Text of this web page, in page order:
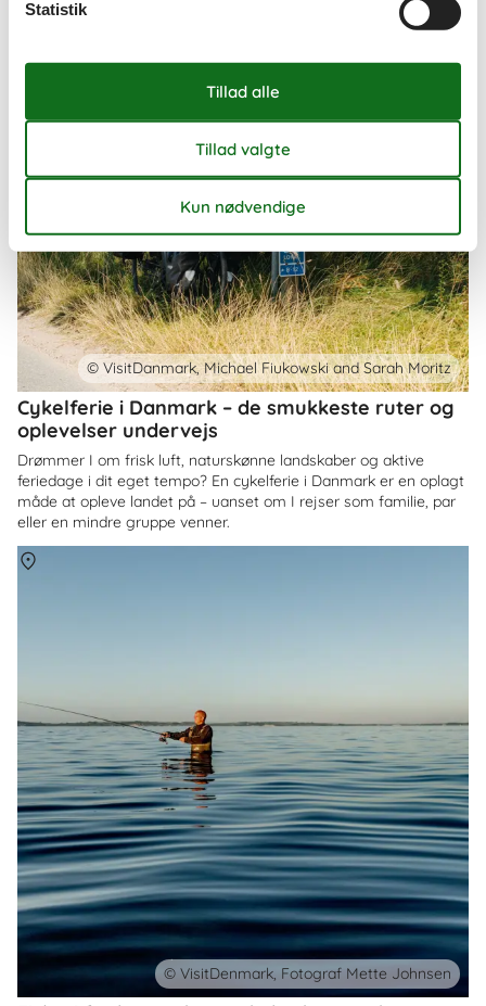
Cykelferie i Danmark – de smukkeste ruter og
oplevelser undervejs
Drømmer I om frisk luft, naturskønne landskaber og aktive
feriedage i dit eget tempo? En cykelferie i Danmark er en oplagt
måde at opleve landet på – uanset om I rejser som familie, par
eller en mindre gruppe venner.
© VisitDanmark, Michael Fiukowski and Sarah Moritz
© VisitDenmark, Fotograf Mette Johnsen
Statistik